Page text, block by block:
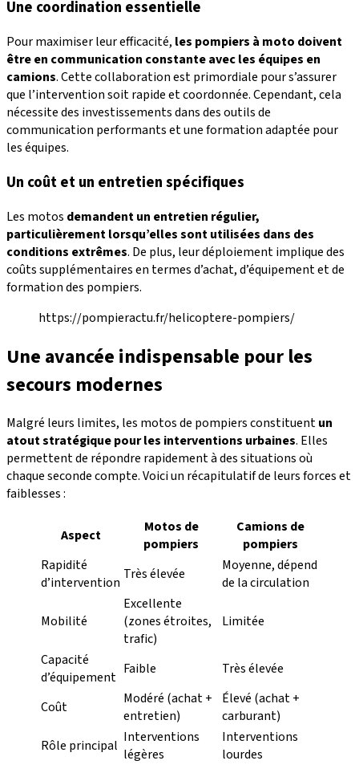
Une coordination essentielle
Pour maximiser leur efficacité, les pompiers à moto doivent
être en communication constante avec les équipes en
camions. Cette collaboration est primordiale pour s’assurer
que l’intervention soit rapide et coordonnée. Cependant, cela
nécessite des investissements dans des outils de
communication performants et une formation adaptée pour
les équipes.
Un coût et un entretien spécifiques
Les motos demandent un entretien régulier,
particulièrement lorsqu’elles sont utilisées dans des
conditions extrêmes. De plus, leur déploiement implique des
coûts supplémentaires en termes d’achat, d’équipement et de
formation des pompiers.
https://pompieractu.fr/helicoptere-pompiers/
Une avancée indispensable pour les
secours modernes
Malgré leurs limites, les motos de pompiers constituentun
atout stratégique pour les interventions urbaines. Elles
permettent de répondre rapidement à des situations où
chaque seconde compte. Voici un récapitulatif de leurs forces et
faiblesses :
Aspect
Motos de
pompiers
Camions de
pompiers
Rapidité
d’intervention Très élevée
Moyenne, dépend
de la circulation
Mobilité
Excellente
(zones étroites,
trafic)
Limitée
Capacité
d’équipement Faible Très élevée
Coût
Modéré (achat +
entretien)
Élevé (achat +
carburant)
Rôle principal Interventions
légères
Interventions
lourdes